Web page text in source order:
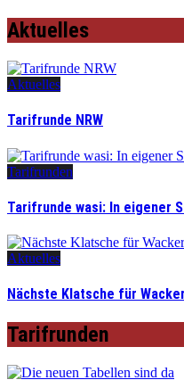
Aktuelles
Aktuelles
Tarifrunde NRW
Tarifrunden
Tarifrunde wasi: In eigener
Aktuelles
Nächste Klatsche für
Tarifrunden